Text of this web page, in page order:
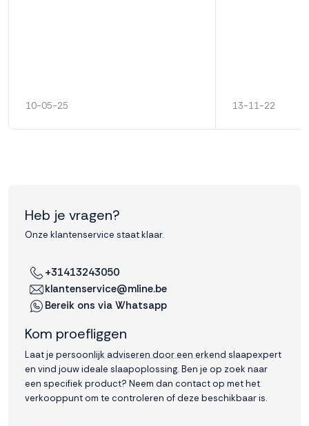
10-05-25 13-11-22
Heb je vragen?
Onze klantenservice staat klaar.
+31413243050
klantenservice@mline.be
Bereik ons via Whatsapp
Kom proefliggen
Laat je persoonlijk adviseren door een erkend slaapexpert
en vind jouw ideale slaapoplossing. Ben je op zoek naar
een specifiek product? Neem dan contact op met het
verkooppunt om te controleren of deze beschikbaar is.